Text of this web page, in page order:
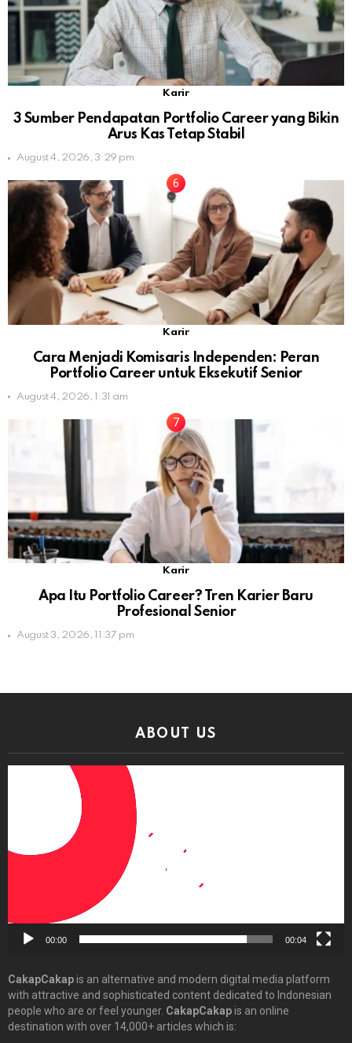
Karir
3 Sumber Pendapatan Portfolio Career yang Bikin
Arus Kas Tetap Stabil
August 4, 2026, 3:29 pm
Karir
Cara Menjadi Komisaris Independen: Peran
Portfolio Career untuk Eksekutif Senior
August 4, 2026, 1:31 am
Karir
Apa Itu Portfolio Career? Tren Karier Baru
Profesional Senior
August 3, 2026, 11:37 pm
ABOUT US
00:00 00:04
CakapCakapis an alternative and modern digital media platform
with attractive and sophisticated content dedicated to Indonesian
people who are or feel younger. CakapCakapis an online
destination with over 14,000+ articles which is: